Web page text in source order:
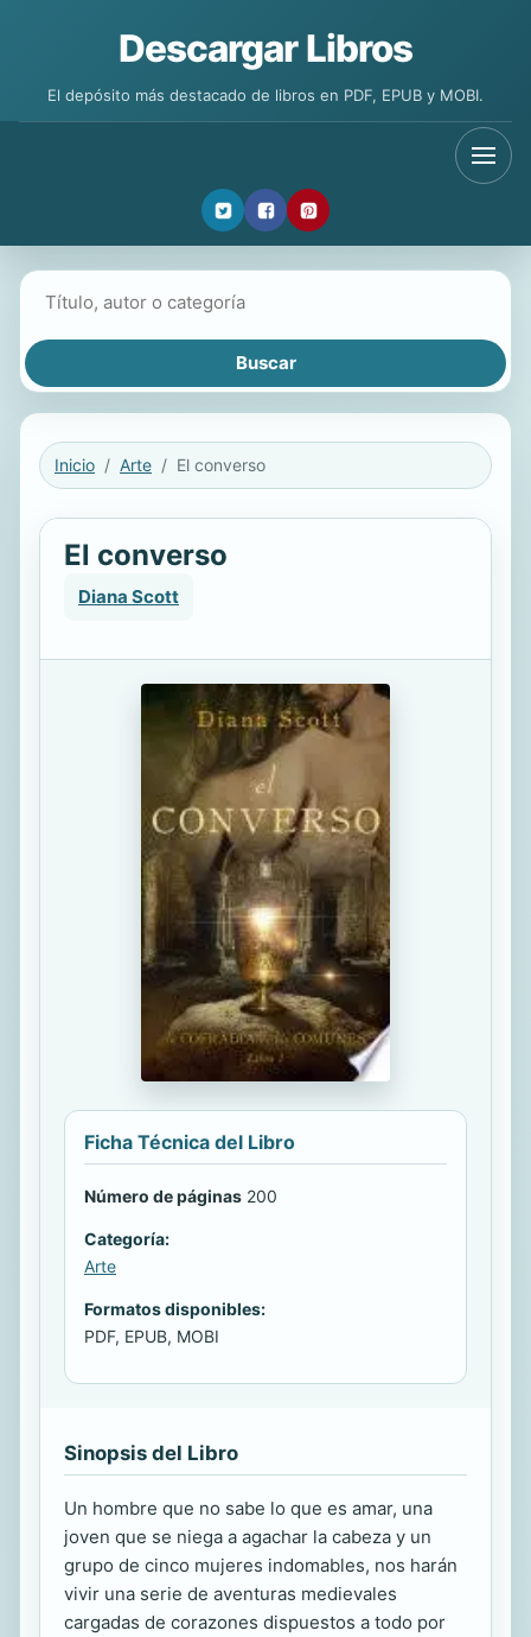
Descargar Libros
El depósito más destacado de libros en PDF, EPUB y MOBI.
Inicio Arte El converso
El converso
Diana Scott
Ficha Técnica del Libro
Número de páginas 200
Categoría:
Arte
Formatos disponibles:
PDF, EPUB, MOBI
Sinopsis del Libro
Un hombre que no sabe lo que es amar, una
joven que se niega a agachar la cabeza y un
grupo de cinco mujeres indomables, nos harán
vivir una serie de aventuras medievales
cargadas de corazones dispuestos a todo por